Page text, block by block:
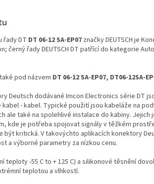
řady DT DT 06-12 SA-EP07 značky DEUTSCH je
černý řady DEUTSCH DT patřící do kategorie
pod názvem DT 06-12 SA-EP07, DT06-12SA-
Deutsch dodávané Imcon Electronics série DT
- kabel. Typické použití jsou kabeláže na
ale také na spolehlivé instalace do kabiny. Jejich
kde je potřeba spojovat signály v těžkém
být kritická. V takovýchto aplikacích konektory
a výborné parametry za nízkou cenu.
teploty -55 C to + 125 C) a silikonové těsnění
teplotou a vlhkostí.